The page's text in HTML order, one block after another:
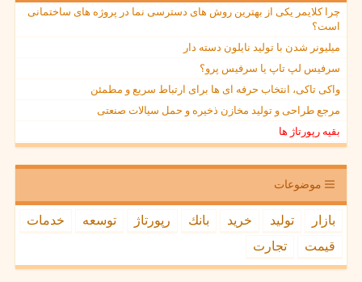
چرا کلایمر یکی از بهترین روش های دسترسی نما در پروژه های ساختمانی
است؟
میلیونر شدن با تولید نایلون دسته دار
سرفیس لپ تاپ یا سرفیس پرو؟
واکی تاکی، انتخاب حرفه ای ها برای ارتباط سریع و مطمئن
مرجع طراحی و تولید مخازن ذخیره و حمل سیالات صنعتی
بقیه رپورتاژ ها
موضوعات
بازار تولید خرید بانك رپورتاژ توسعه
خدمات
قیمت
تجارت